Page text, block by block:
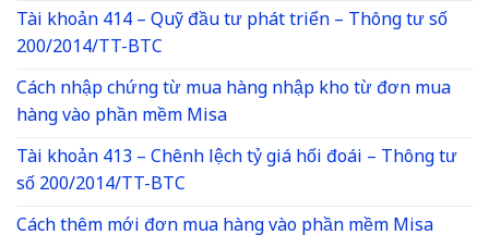
Tài khoản 414 – Quỹ đầu tư phát triển – Thông tư số
200/2014/TT-BTC
Cách nhập chứng từ mua hàng nhập kho từ đơn mua
hàng vào phần mềm Misa
Tài khoản 413 – Chênh lệch tỷ giá hối đoái – Thông tư
số 200/2014/TT-BTC
Cách thêm mới đơn mua hàng vào phần mềm Misa